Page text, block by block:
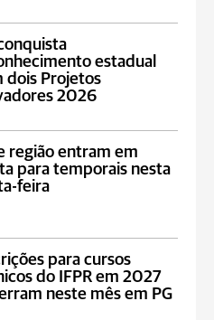
estadual
dois Projetos
2026
região entram em
para temporais nesta
feira
para cursos
do IFPR em 2027
neste mês em PG